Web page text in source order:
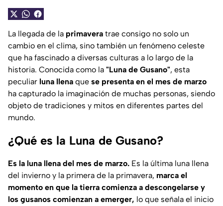
La llegada de la primavera trae consigo no solo un
cambio en el clima, sino también un fenómeno celeste
que ha fascinado a diversas culturas a lo largo de la
historia. Conocida como la "Luna de Gusano", esta
peculiar luna llena que se presenta en el mes de marzo
ha capturado la imaginación de muchas personas, siendo
objeto de tradiciones y mitos en diferentes partes del
mundo.
¿Qué es la Luna de Gusano?
Es la luna llena del mes de marzo. Es la última luna llena
del invierno y la primera de la primavera, marca el
momento en que la tierra comienza a descongelarse y
los gusanos comienzan a emerger, lo que señala el inicio